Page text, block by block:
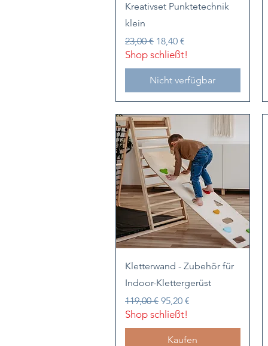
Schnellansicht
Kreativset Punktetechnik
klein
Standardpreis
23,00 € Sale-Preis
18,40 €
Shop schließt!
Nicht verfügbar
Schnellansicht
Kletterwand - Zubehör für
Indoor-Klettergerüst
Standardpreis
119,00 € Sale-Preis
95,20 €
Shop schließt!
Kaufen